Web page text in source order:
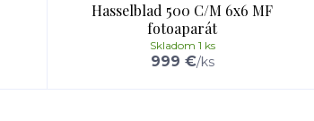
Hasselblad 500 C/M 6x6 MF
fotoaparát
999 €/ks
Skladom 1 ks